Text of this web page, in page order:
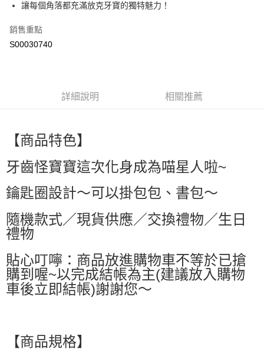
ATM付款
付款後全家取貨
萊爾富取貨付款
每筆NT$60，滿NT$599(含以上)免運費
付款後萊爾富取貨
每筆NT$60，滿NT$599(含以上)免運費
每筆NT$60，滿NT$599(含以上)免運費
每筆NT$60，滿NT$599(含以上)免運費
宅配
每筆NT$80，滿NT$799(含以上)免運費
讓每個角落都充滿放克牙寶的獨特魅力！
銷售重點
S00030740
詳細說明 相關推薦
【商品特色】
牙齒怪寶寶這次化身成為喵星人啦~
鑰匙圈設計～可以掛包包、書包～
隨機款式／現貨供應／交換禮物／生日
禮物
貼心叮嚀：商品放進購物車不等於已搶
購到喔~以完成結帳為主(建議放入購物
車後立即結帳)謝謝您～
【商品規格】